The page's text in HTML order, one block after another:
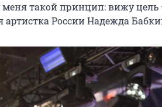
такой принцип: вижу
артистка России Надежда